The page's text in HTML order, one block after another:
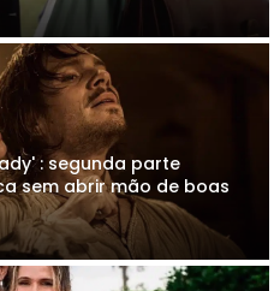
: segunda parte
sem abrir mão de boas